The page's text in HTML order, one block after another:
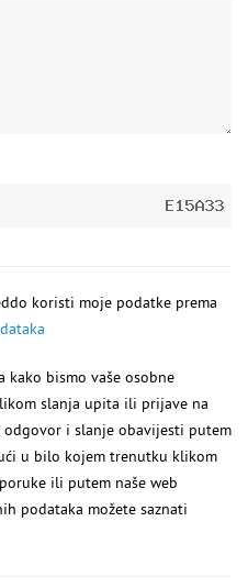
koristi moje podatke prema
kako bismo vaše osobne
slanja upita ili prijave na
i slanje obavijesti putem
u bilo kojem trenutku klikom
ili putem naše web
podataka možete saznati